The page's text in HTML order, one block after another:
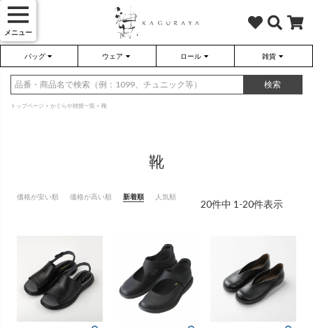
メニュー
バッグ
かぐらやバッグ
ハンドバッグ トートバッグ
ショルダーバッグ ポーチ・小物
ウェア
かぐらやウェア
アウター プルオーバー
ワンピース チュニック
ロール
かぐらやロール
さらり（無地） さらり（ボーダー）
（綿80%、ポリエステル15%、
雑貨
雑貨
靴 ネックレス
ソックス・タイツ・ストッキ
ング
インテリア雑貨
検索
トップページ かぐらや雑貨一覧 靴
靴
価格が安い順 価格が高い順 新着順 人気順
20件中 1 -20件表示